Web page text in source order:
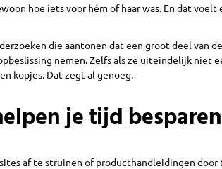
hoe iets voor hém of haar was. En dat voelt
die aantonen dat een groot deel van
nemen. Zelfs als ze uiteindelijk niet
kopjes. Dat zegt al genoeg.
je tijd besparen
af te struinen of producthandleidingen